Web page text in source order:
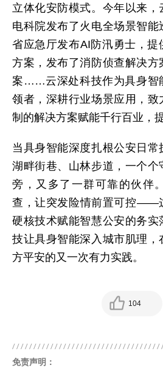
立体化安防模式。今年以来
电科院发布了火电全场景智
省应急厅发布AI防汛勇士，提
方案，发布了消防侦查解决
案……云深处科技作为具身智
领者，深耕行业场景应用，致
制的解决方案赋能千行百业，
当具身智能深度扎根公安日
湖畔街巷、山林步道，一个个
旁，又多了一群可靠的伙伴
查，让突发险情前置可控——
硬核技术赋能智慧公安的务
技让具身智能深入城市肌理，
方平安的又一次有力实践。
104
免责声明：